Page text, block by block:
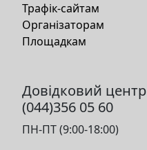
Трафік-сайтам
Організаторам
Площадкам
Довідковий центр
(044)356 05 60
ПН-ПТ (9:00-18:00)